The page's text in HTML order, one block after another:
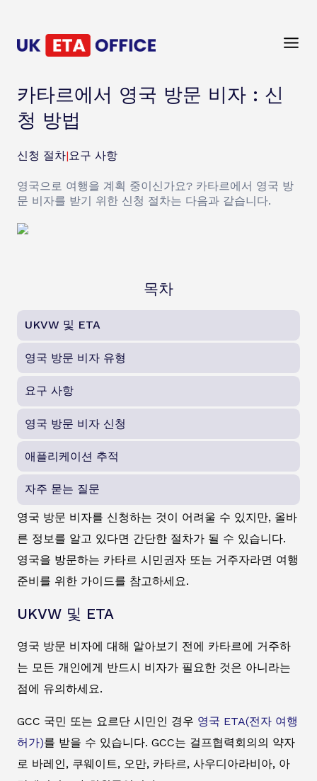
카타르에서 영국 방문 비자 : 신
청 방법
신청 절차|요구 사항
영국으로 여행을 계획 중이신가요? 카타르에서 영국 방
문 비자를 받기 위한 신청 절차는 다음과 같습니다.
목차
UKVW 및 ETA
영국 방문 비자 유형
요구 사항
영국 방문 비자 신청
애플리케이션 추적
자주 묻는 질문
영국 방문 비자를 신청하는 것이 어려울 수 있지만, 올바
른 정보를 알고 있다면 간단한 절차가 될 수 있습니다.
영국을 방문하는 카타르 시민권자 또는 거주자라면 여행
준비를 위한 가이드를 참고하세요.
UKVW 및 ETA
영국 방문 비자에 대해 알아보기 전에 카타르에 거주하
는 모든 개인에게 반드시 비자가 필요한 것은 아니라는
점에 유의하세요.
GCC 국민 또는 요르단 시민인 경우 영국 ETA(전자 여행
허가)를 받을 수 있습니다. GCC는 걸프협력회의의 약자
로 바레인, 쿠웨이트, 오만, 카타르, 사우디아라비아, 아